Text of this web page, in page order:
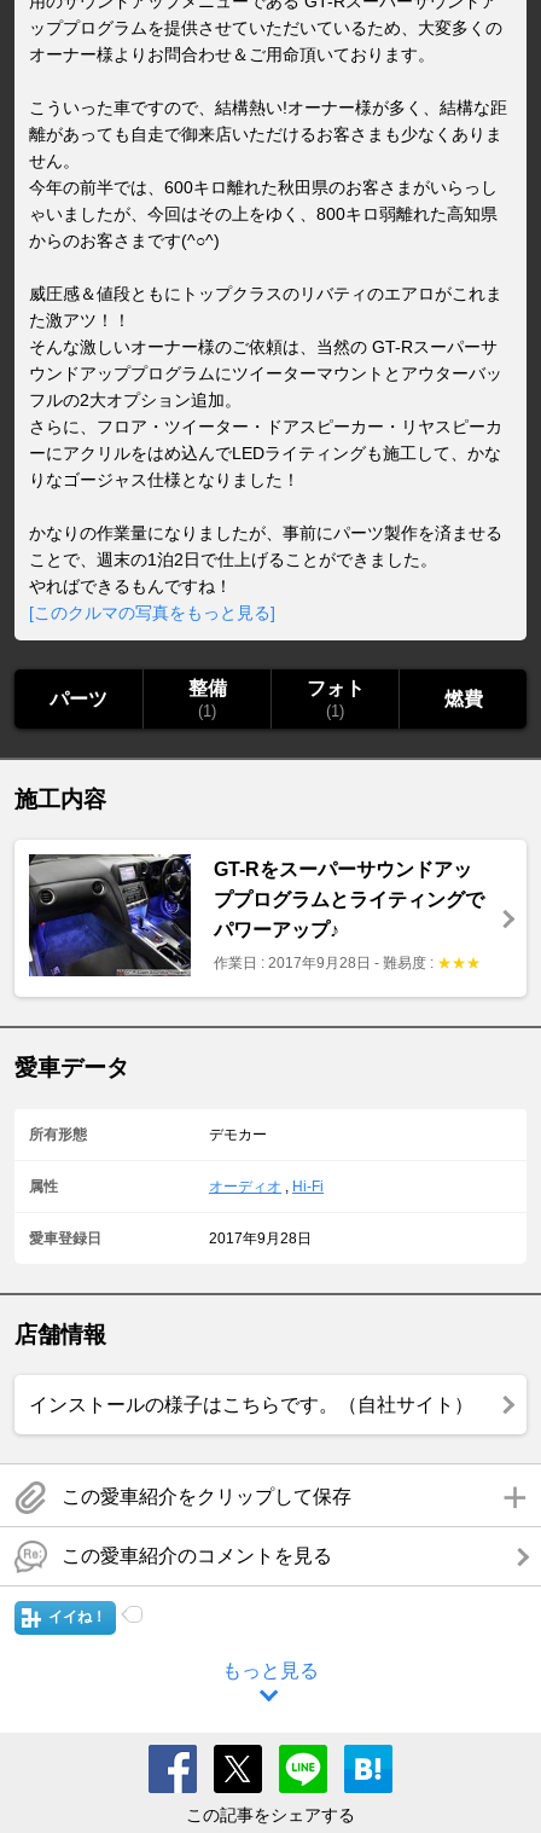
ッププログラムを提供させていただいているため、大変多くの
オーナー様よりお問合わせ＆ご用命頂いております。
こういった車ですので、結構熱い!オーナー様が多く、結構な距
離があっても自走で御来店いただけるお客さまも少なくありま
せん。
今年の前半では、600キロ離れた秋田県のお客さまがいらっし
ゃいましたが、今回はその上をゆく、800キロ弱離れた高知県
からのお客さまです(^○^)
威圧感＆値段ともにトップクラスのリバティのエアロがこれま
た激アツ！！
そんな激しいオーナー様のご依頼は、当然の GT-Rスーパーサ
ウンドアッププログラムにツイーターマウントとアウターバッ
フルの2大オプション追加。
さらに、フロア・ツイーター・ドアスピーカー・リヤスピーカ
ーにアクリルをはめ込んでLEDライティングも施工して、かな
りなゴージャス仕様となりました！
かなりの作業量になりましたが、事前にパーツ製作を済ませる
ことで、週末の1泊2日で仕上げることができました。
やればできるもんですね！
[このクルマの写真をもっと見る]
パーツ 整備
(1)
フォト
(1)
燃費
施工内容
GT-Rをスーパーサウンドアッ
ププログラムとライティングで
パワーアップ♪
作業日 : 2017年9月28日 - 難易度 : ★★★
愛車データ
所有形態 デモカー
属性 オーディオ , Hi-Fi
愛車登録日 2017年9月28日
店舗情報
インストールの様子はこちらです。（自社サイト）
この愛車紹介をクリップして保存
この愛車紹介のコメントを見る
イイね！
もっと見る
この記事をシェアする